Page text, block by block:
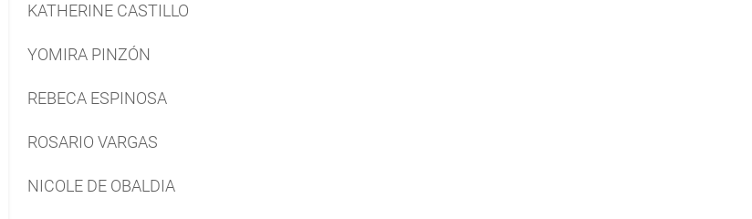
KATHERINE CASTILLO
YOMIRA PINZÓN
REBECA ESPINOSA
ROSARIO VARGAS
NICOLE DE OBALDIA